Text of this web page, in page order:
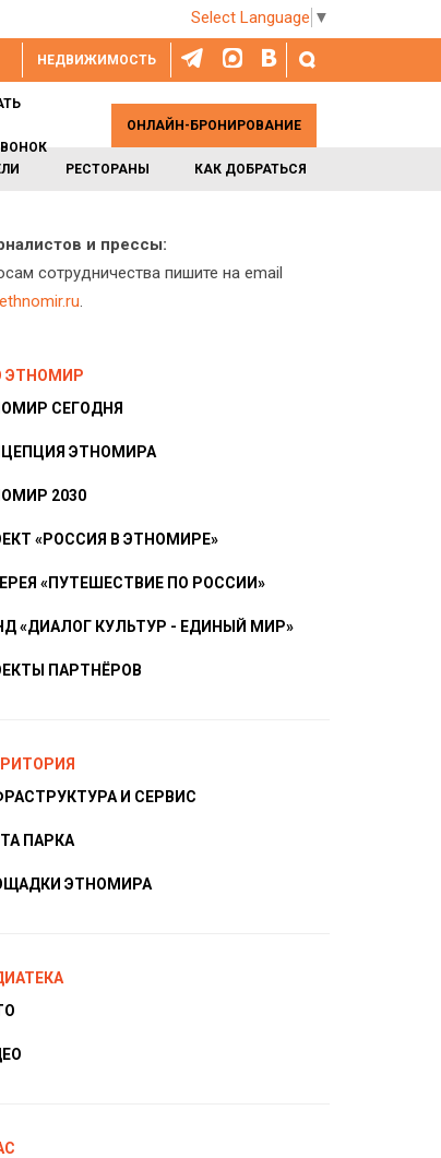
Select Language ▼
НЕДВИЖИМОСТЬ
РЕСТОРАНЫ КАК ДОБРАТЬСЯ
ОНЛАЙН-БРОНИРОВАНИЕ
и прессы:
сотрудничества пишите на email
.
ЭТНОМИР
СЕГОДНЯ
ЭТНОМИРА
2030
«РОССИЯ В ЭТНОМИРЕ»
«ПУТЕШЕСТВИЕ ПО РОССИИ»
«ДИАЛОГ КУЛЬТУР - ЕДИНЫЙ МИР»
ПАРТНЁРОВ
И СЕРВИС
ПАРКА
ЭТНОМИРА